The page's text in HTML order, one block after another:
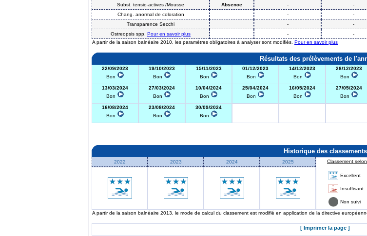
Subst. tensio-actives /Mousse
Absence -
-
Chang. anormal de coloration
-
-
Transparence Secchi
-
-
Ostreopsis spp. Pour en savoir plus - -
A partir de la saison balnéaire 2010, les paramètres obligatoires à analyser sont modifiés. Pour en savoir plus
Résultats des prélèvements de
22/09/2023
Bon
19/10/2023
Bon
15/11/2023
Bon
01/12/2023
Bon
14/12/2023
Bon
28/12/2023
Bon
13/03/2024
Bon
27/03/2024
Bon
10/04/2024
Bon
25/04/2024
Bon
16/05/2024
Bon
27/05/2024
Bon
16/08/2024
Bon
23/08/2024
Bon
30/09/2024
Bon
Historique des classements
2022 2023 2024 2025 Classement
Excellent
Insuffisant
Non suivi
A partir de la saison balnéaire 2013, le mode de calcul du classement est modifié en application de la directive
[ Imprimer la page ]